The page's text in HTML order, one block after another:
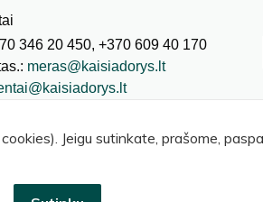
346 20 450, +370 609 40 170
meras@kaisiadorys.lt
rajono savivaldybė
Jeigu sutinkate, prašome,